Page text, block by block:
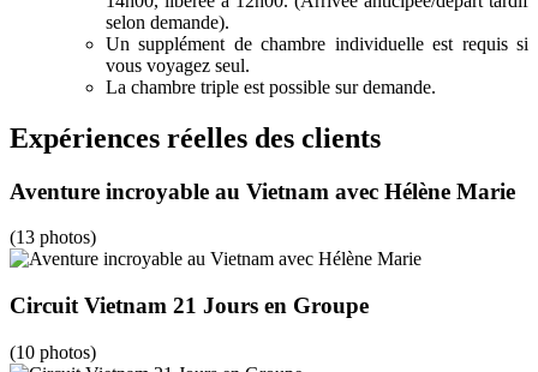
selon demande).
Un supplément de chambre individuelle est requis si
vous voyagez seul.
La chambre triple est possible sur demande.
Expériences réelles des clients
Aventure incroyable au Vietnam avec Hélène Marie
(13 photos)
Circuit Vietnam 21 Jours en Groupe
(10 photos)